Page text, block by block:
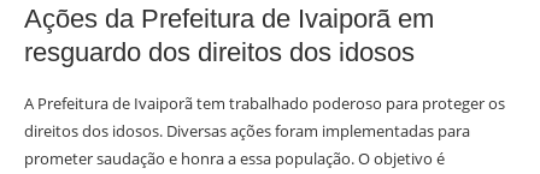
Ações da Prefeitura de Ivaiporã em
resguardo dos direitos dos idosos
A Prefeitura de Ivaiporã tem trabalhado poderoso para proteger os
direitos dos idosos. Diversas ações foram implementadas para
prometer saudação e honra a essa população. O objetivo é